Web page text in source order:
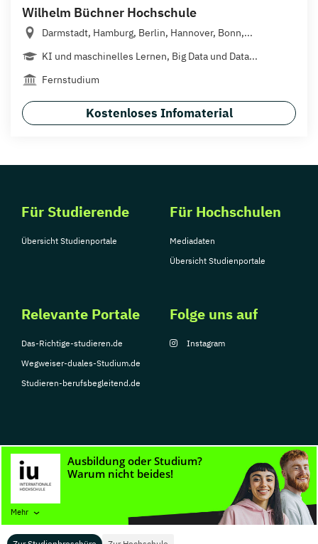
Mehr
Wilhelm Büchner Hochschule
Darmstadt, Hamburg, Berlin, Hannover, Bonn,...
KI und maschinelles Lernen, Big Data und Data...
Fernstudium
Kostenloses Infomaterial
Für Studierende
Übersicht Studienportale
Für Hochschulen
Mediadaten
Übersicht Studienportale
Relevante Portale
Das-Richtige-studieren.de
Wegweiser-duales-Studium.de
Studieren-berufsbegleitend.de
Folge uns auf
Instagram
© Copyright 2026, TarGroup Media GmbH
Nutzungsbedingungen